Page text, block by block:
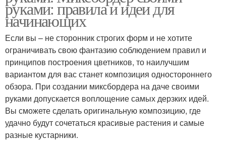
руками: правила и идеи для
начинающих
Если вы – не сторонник строгих форм и не хотите
ограничивать свою фантазию соблюдением правил и
принципов построения цветников, то наилучшим
вариантом для вас станет композиция одностороннего
обзора. При создании миксбордера на даче своими
руками допускается воплощение самых дерзких идей.
Вы сможете сделать оригинальную композицию, где
удачно будут сочетаться красивые растения и самые
разные кустарники.